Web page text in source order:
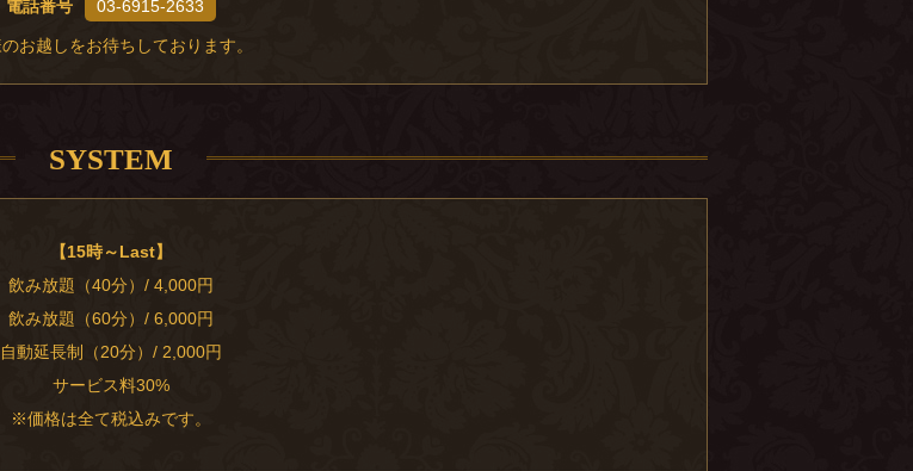
電話番号 03-6915-2633
お越しをお待ちしております。
SYSTEM
【15時～Last】
飲み放題（40分）/ 4,000円
飲み放題（60分）/ 6,000円
自動延長制（20分）/ 2,000円
サービス料30%
※価格は全て税込みです。